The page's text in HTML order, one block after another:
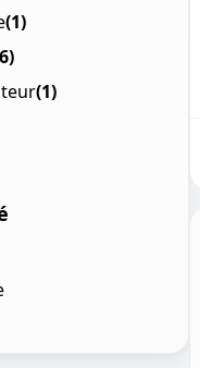
(1)
(1)